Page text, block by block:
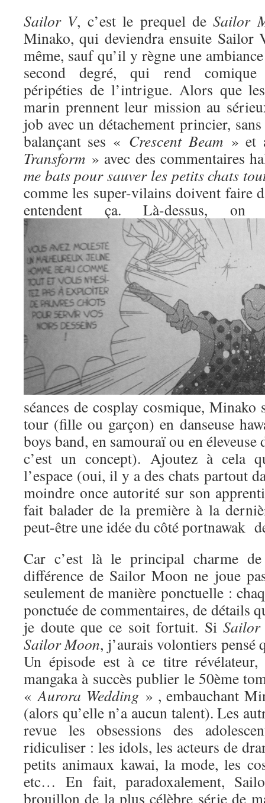
Sailor V, c’est le prequel deSailor
Minako, qui deviendra ensuite Sailor
même, sauf qu’il y règne une
second degré, qui rend comique
péripéties de l’intrigue. Alors que
marin prennent leur mission au
job avec un détachement princier,
balançant ses « Crescent Beam» et
Transform » avec des commentaires
me bats pour sauver les petits chats
comme les super-vilains doivent faire
entendent ça. Là-dessus,
séances de cosplay cosmique,
tour (fille ou garçon) en danseuse
boys band, en samouraï ou en éleveuse
c’est un concept). Ajoutez à cela
l’espace (oui, il y a des chats partout
moindre once autorité sur son
fait balader de la première à la
peut-être une idée du côté portnawak
Car c’est là le principal charme
différence de Sailor Moon ne joue
seulement de manière ponctuelle :
ponctuée de commentaires, de détails
je doute que ce soit fortuit. Si
Sailor Moon, j’aurais volontiers pensé
Un épisode est à ce titre
mangaka à succès publier le 50ème
«Aurora Wedding » , embauchant
(alors qu’elle n’a aucun talent). Les
revue les obsessions des
ridiculiser : les idols, les acteurs de
petits animaux kawai, la mode, les
etc… En fait, paradoxalement,
brouillon de la plus célèbre série de